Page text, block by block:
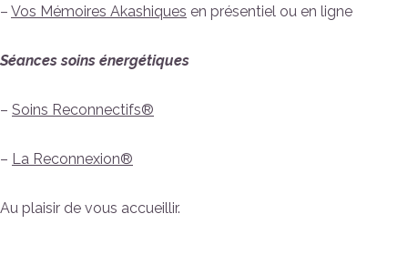
– Vos Mémoires Akashiques en présentiel ou en ligne
Séances soins énergétiques
– Soins Reconnectifs®
– La Reconnexion®
Au plaisir de vous accueillir.